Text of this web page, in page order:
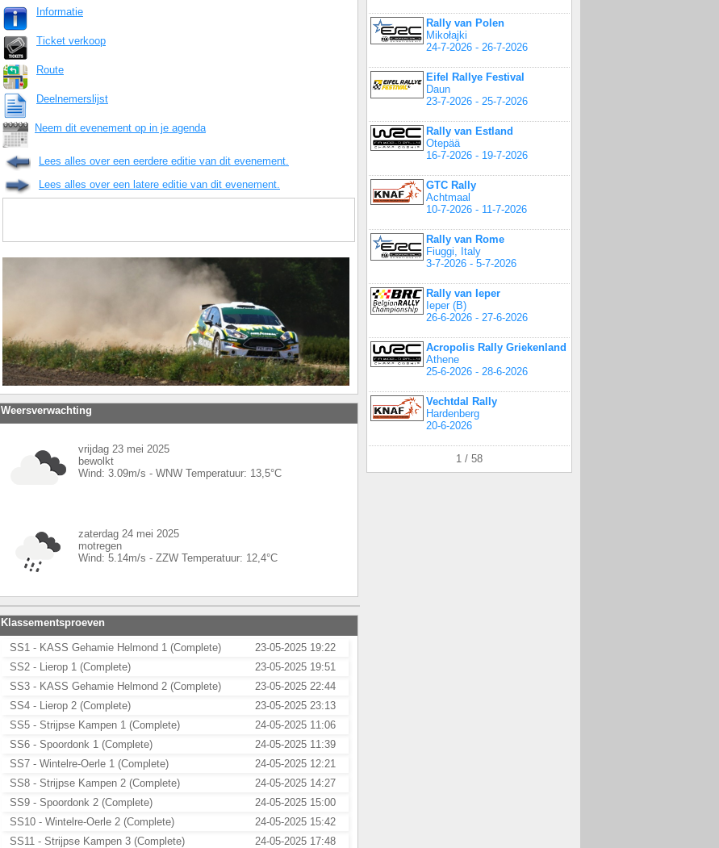
Informatie
Ticket verkoop
Route
Deelnemerslijst
Neem dit evenement op in je agenda
Lees alles over een eerdere editie van dit evenement.
Lees alles over een latere editie van dit evenement.
Weersverwachting
vrijdag 23 mei 2025
bewolkt
Wind: 3.09m/s - WNW Temperatuur: 13,5°C
zaterdag 24 mei 2025
motregen
Wind: 5.14m/s - ZZW Temperatuur: 12,4°C
Klassementsproeven
SS1 - KASS Gehamie Helmond 1 (Complete)
23-05-2025 19:22
SS2 - Lierop 1 (Complete)
23-05-2025 19:51
SS3 - KASS Gehamie Helmond 2 (Complete)
23-05-2025 22:44
SS4 - Lierop 2 (Complete)
23-05-2025 23:13
SS5 - Strijpse Kampen 1 (Complete)
24-05-2025 11:06
SS6 - Spoordonk 1 (Complete)
24-05-2025 11:39
SS7 - Wintelre-Oerle 1 (Complete)
24-05-2025 12:21
SS8 - Strijpse Kampen 2 (Complete)
24-05-2025 14:27
SS9 - Spoordonk 2 (Complete)
24-05-2025 15:00
SS10 - Wintelre-Oerle 2 (Complete)
24-05-2025 15:42
SS11 - Strijpse Kampen 3 (Complete)
24-05-2025 17:48
Rally van Polen
Mikołajki
24-7-2026 - 26-7-2026
Eifel Rallye Festival
Daun
23-7-2026 - 25-7-2026
Rally van Estland
Otepää
16-7-2026 - 19-7-2026
GTC Rally
Achtmaal
10-7-2026 - 11-7-2026
Rally van Rome
Fiuggi, Italy
3-7-2026 - 5-7-2026
Rally van Ieper
Ieper (B)
26-6-2026 - 27-6-2026
Acropolis Rally Griekenland
Athene
25-6-2026 - 28-6-2026
Vechtdal Rally
Hardenberg
20-6-2026
1 / 58